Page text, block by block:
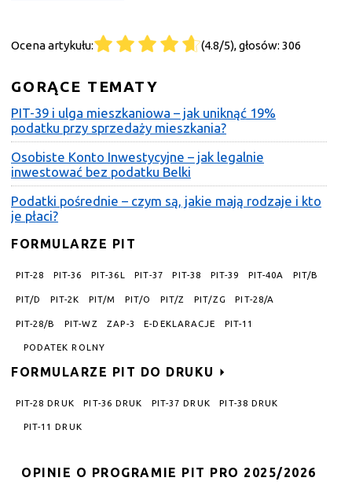
Ocena artykułu: (4.8/5), głosów: 306
GORĄCE TEMATY
PIT-39 i ulga mieszkaniowa – jak uniknąć 19%
podatku przy sprzedaży mieszkania?
Osobiste Konto Inwestycyjne – jak legalnie
inwestować bez podatku Belki
Podatki pośrednie – czym są, jakie mają rodzaje i kto
je płaci?
FORMULARZE PIT
PIT-28 PIT-36 PIT-36L PIT-37 PIT-38 PIT-39 PIT-40A PIT/B
PIT/D PIT-2K PIT/M PIT/O PIT/Z PIT/ZG PIT-28/A
PIT-28/B PIT-WZ ZAP-3 E-DEKLARACJE PIT-11
PODATEK ROLNY
FORMULARZE PIT DO DRUKU
PIT-28 DRUK PIT-36 DRUK PIT-37 DRUK PIT-38 DRUK
PIT-11 DRUK
OPINIE O PROGRAMIE PIT PRO 2025/2026